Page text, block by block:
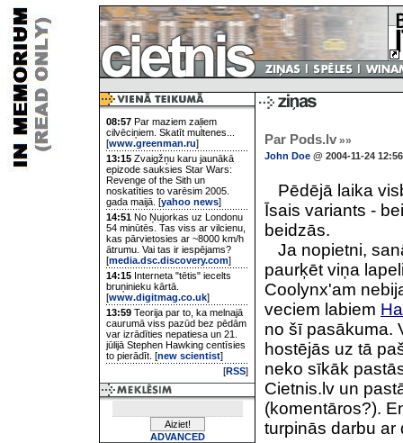
08:57 Par maziem zaļiem
cilvēciņiem. Skatīt multenes...
[www.greenman.ru]
13:15 Zvaigžņu karu jaunākā
epizode sauksies Star Wars:
Revenge of the Sith un
noskatīties to varēsim 2005.
gada maijā. [yahoo news]
14:51 No Ņujorkas uz Londonu
54 minūtēs. Tas viss ar vilcienu,
kas pārvietosies ar ~8000 km/h
ātrumu. Vai tas ir iespējams?
[media.dsc.discovery.com]
14:15 Interneta "tētis" iecelts
bruņinieku kārtā.
[www.digitmag.co.uk]
13:59 Teorija par to, ka melnajā
caurumā viss pazūd bez pēdām
var izrādīties nepatiesa un 21.
jūlijā Stephen Hawking centīsies
to pierādīt. [new scientist]
[RSS]
ADVANCED
Par Pods.lv »»
John Doe @ 2004-11-24 12:56
Pēdējā laika
Īsais variants -
beidzās.
Ja nopietni,
paurķēt viņa
Coolynx'am
veciem labiem
no šī pasākuma.
hostējās uz tā
neko sīkāk
Cietnis.lv un
(komentāros?).
turpinās darbu ar